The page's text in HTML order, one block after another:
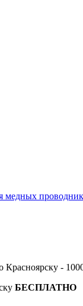
медных
Красноярску -
БЕСПЛАТНО